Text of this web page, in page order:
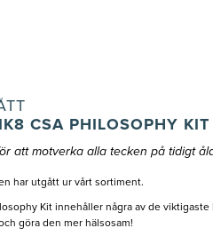
CSA PHILOSOPHY KIT
att motverka alla tecken på tidigt
har utgått ur vårt sortiment.
Kit innehåller några av de
göra den mer hälsosam!